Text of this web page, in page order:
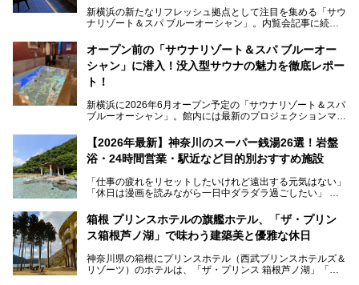
新横浜の新たなリフレッシュ拠点として注目を集める「サウ
ナリゾート＆スパ ブルーオーシャン」。内覧会記事に続
す。サウナや水風呂の気持ちよさはもちろん、リラックスス
ペースの過ごしやすさまで徹底チェック。新横浜エリアで日
常の疲れをリセットしたい人、ライブやスポーツ観戦遠征組
は必見です。
オープン前の「サウナリゾート＆スパ ブルーオー
シャン」に潜入！没入型サウナの魅力を徹底レポー
ト！
新横浜に2026年6月オープン予定の「サウナリゾート＆スパ
ブルーオーシャン」。館内には最新のプロジェクションマッ
的な“没入感（イマーシブ）”を体験できます。
今回は、そんな大注目の施設に一足先にお邪魔し、その全貌
を見学させていただきました！
サウナ室の中に咲き誇る桜、魚たちが泳ぐ水風呂、そしてバ
リのビーチを思わせる休憩スペース…。驚きの連続だった館
内の様子をレポートします！
【2026年最新】神奈川のスーパー銭湯26選！岩盤
浴・24時間営業・駅近など目的別おすすめ施設
「仕事の疲れをリセットしたいけれど遠出する元気はない」
「休日は漫画を読みながら一日中ダラダラ過ごしたい」
たい」
そんな「癒やされたい」という願いを叶えてくれるのが、神
神奈川県には、サウナや岩盤浴、一日中遊べるエンタメ施設
など、“非日常”を味わえるスーパー銭湯が数多く揃っていま
箱根 プリンスホテルの旗艦ホテル、「ザ・プリン
ス箱根芦ノ湖」で味わう建築美と優雅な休日
神奈川県の箱根にプリンスホテル（西武プリンスホテルズ＆
リゾーツ）のホテルは、「ザ・プリンス 箱根芦ノ湖」「芦